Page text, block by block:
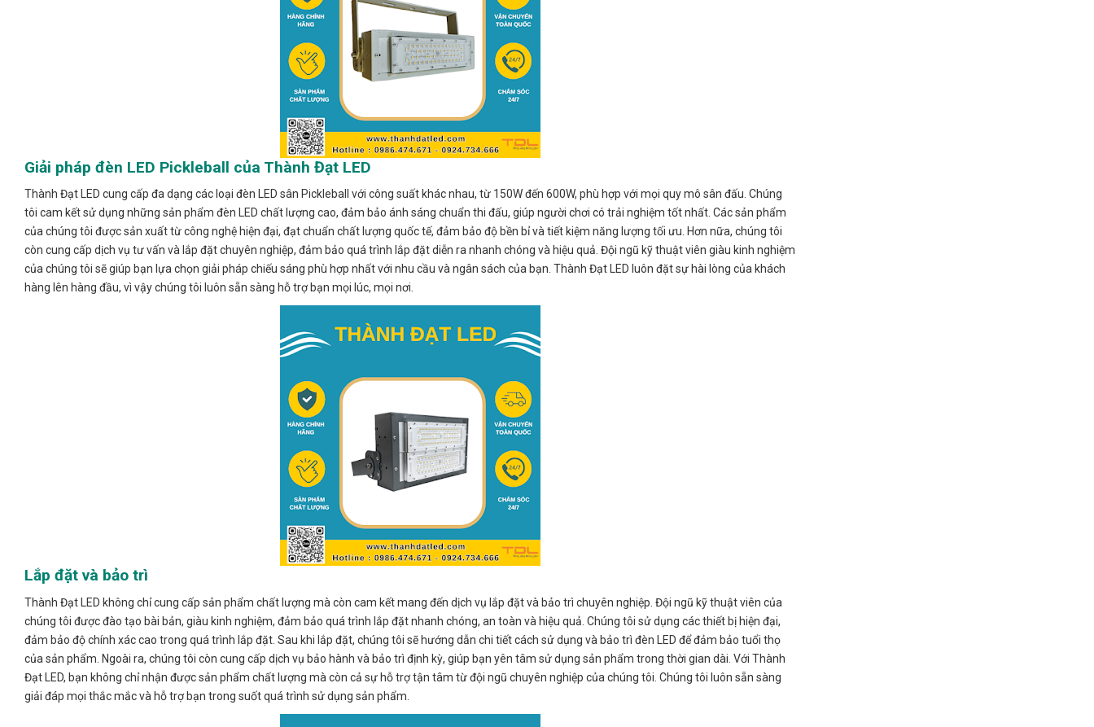
Giải pháp đèn LED Pickleball của Thành Đạt LED
Thành Đạt LED cung cấp đa dạng các loại đèn LED sân Pickleball với công suất khác nhau, từ 150W đến 600W, phù hợp với mọi quy mô sân đấu. Chúng
tôi cam kết sử dụng những sản phẩm đèn LED chất lượng cao, đảm bảo ánh sáng chuẩn thi đấu, giúp người chơi có trải nghiệm tốt nhất. Các sản phẩm
của chúng tôi được sản xuất từ công nghệ hiện đại, đạt chuẩn chất lượng quốc tế, đảm bảo độ bền bỉ và tiết kiệm năng lượng tối ưu. Hơn nữa, chúng tôi
còn cung cấp dịch vụ tư vấn và lắp đặt chuyên nghiệp, đảm bảo quá trình lắp đặt diễn ra nhanh chóng và hiệu quả. Đội ngũ kỹ thuật viên giàu kinh nghiệm
của chúng tôi sẽ giúp bạn lựa chọn giải pháp chiếu sáng phù hợp nhất với nhu cầu và ngân sách của bạn. Thành Đạt LED luôn đặt sự hài lòng của khách
hàng lên hàng đầu, vì vậy chúng tôi luôn sẵn sàng hỗ trợ bạn mọi lúc, mọi nơi.
Lắp đặt và bảo trì
Thành Đạt LED không chỉ cung cấp sản phẩm chất lượng mà còn cam kết mang đến dịch vụ lắp đặt và bảo trì chuyên nghiệp. Đội ngũ kỹ thuật viên của
chúng tôi được đào tạo bài bản, giàu kinh nghiệm, đảm bảo quá trình lắp đặt nhanh chóng, an toàn và hiệu quả. Chúng tôi sử dụng các thiết bị hiện đại,
đảm bảo độ chính xác cao trong quá trình lắp đặt. Sau khi lắp đặt, chúng tôi sẽ hướng dẫn chi tiết cách sử dụng và bảo trì đèn LED để đảm bảo tuổi thọ
của sản phẩm. Ngoài ra, chúng tôi còn cung cấp dịch vụ bảo hành và bảo trì định kỳ, giúp bạn yên tâm sử dụng sản phẩm trong thời gian dài. Với Thành
Đạt LED, bạn không chỉ nhận được sản phẩm chất lượng mà còn cả sự hỗ trợ tận tâm từ đội ngũ chuyên nghiệp của chúng tôi. Chúng tôi luôn sẵn sàng
giải đáp mọi thắc mắc và hỗ trợ bạn trong suốt quá trình sử dụng sản phẩm.